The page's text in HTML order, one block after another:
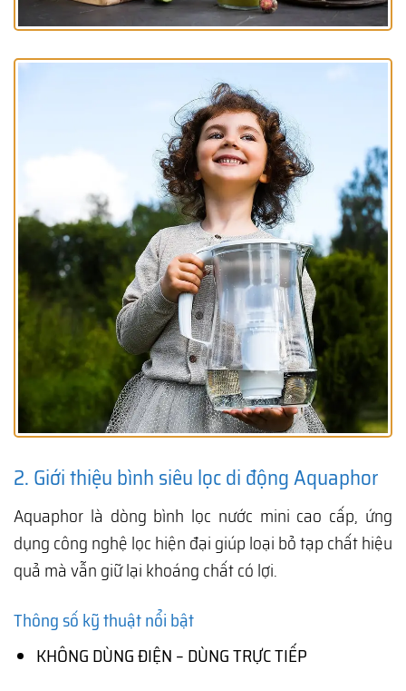
2. Giới thiệu bình siêu lọc di động Aquaphor
Aquaphor là dòng bình lọc nước mini cao cấp, ứng
dụng công nghệ lọc hiện đại giúp loại bỏ tạp chất hiệu
quả mà vẫn giữ lại khoáng chất có lợi.
Thông số kỹ thuật nổi bật
KHÔNG DÙNG ĐIỆN – DÙNG TRỰC TIẾP